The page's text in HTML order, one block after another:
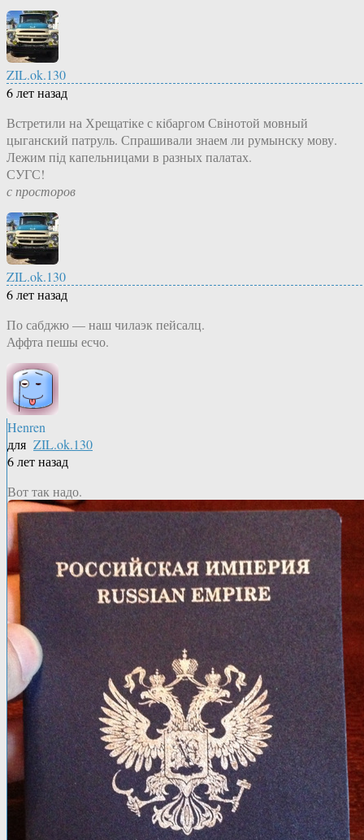
ZIL.ok.130
6 лет назад
Встретили на Хрещатiке с кiбаргом Свiнотой мовный
цыганский патруль. Спрашивали знаем ли румынску мову.
Лежим пiд капельницами в разных палатах.
СУГС!
с просторов
ZIL.ok.130
6 лет назад
По сабджю — наш чилаэк пейсалц.
Аффта пешы есчо.
Henren
для ZIL.ok.130
6 лет назад
Вот так надо.